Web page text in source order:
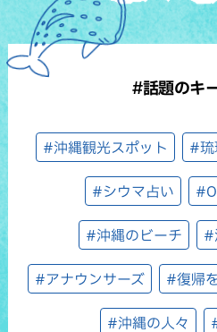
#話題のキ
#沖縄観光スポット #琉
#シウマ占い
#沖縄のビーチ #
#アナウンサーズ #復帰
#沖縄の人々